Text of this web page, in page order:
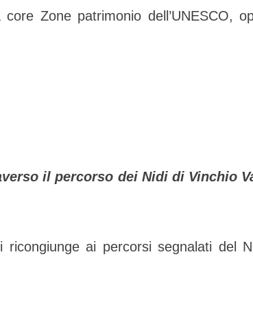
core Zone patrimonio dell’UNESCO,
il percorso dei Nidi di Vinchio
ricongiunge ai percorsi segnalati del